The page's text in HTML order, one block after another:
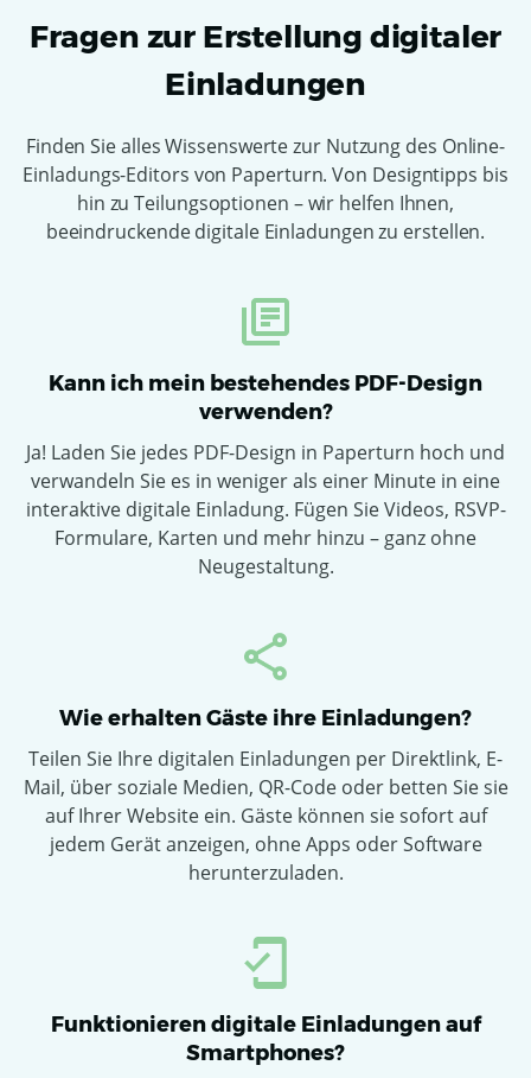
Fragen zur Erstellung digitaler
Einladungen
Finden Sie alles Wissenswerte zur Nutzung des Online-
Einladungs-Editors von Paperturn. Von Designtipps bis
hin zu Teilungsoptionen – wir helfen Ihnen,
beeindruckende digitale Einladungen zu erstellen.
Kann ich mein bestehendes PDF-Design
verwenden?
Ja! Laden Sie jedes PDF-Design in Paperturn hoch und
verwandeln Sie es in weniger als einer Minute in eine
interaktive digitale Einladung. Fügen Sie Videos, RSVP-
Formulare, Karten und mehr hinzu – ganz ohne
Neugestaltung.
Wie erhalten Gäste ihre Einladungen?
Teilen Sie Ihre digitalen Einladungen per Direktlink, E-
Mail, über soziale Medien, QR-Code oder betten Sie sie
auf Ihrer Website ein. Gäste können sie sofort auf
jedem Gerät anzeigen, ohne Apps oder Software
herunterzuladen.
Funktionieren digitale Einladungen auf
Smartphones?